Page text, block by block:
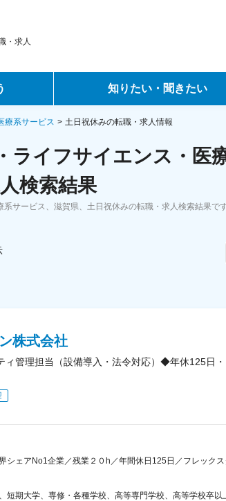
・求人
知りたい・聞きたい
転職ノウハウ
データで見る転職
コラム・インタビュー
療系サービス 土日祝休みの転職・求人情報
ライフサイエンス・医
検索結果
サービス、滋賀県、土日祝休みの転職・求人検索結果で
株式会社
ィ管理担当（設備導入・法令対応）◆年休125日
シェアNo1企業／残業２０h／年間休日125日／フレック
短期大学、専修・各種学校、高等専門学校、高等学校卒以